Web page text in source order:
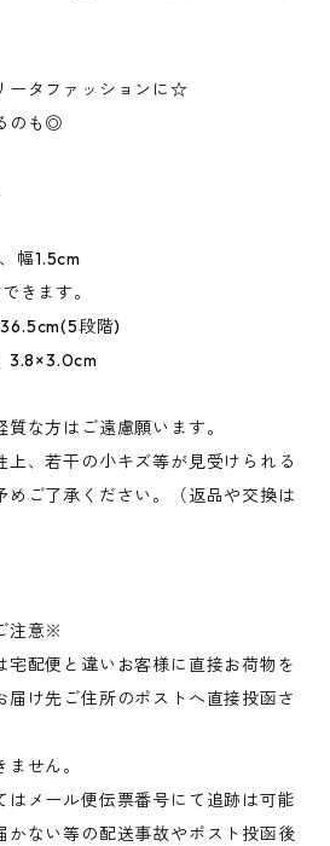
ータファッションに☆
のも◎
幅1.5cm
きます。
段階)
3.8×3.0cm
な方はご遠慮願います。
、若干の小キズ等が見受けられる
めご了承ください。（返品や交換は
注意※
宅配便と違いお客様に直接お荷物を
届け先ご住所のポストへ直接投函さ
せん。
はメール便伝票番号にて追跡は可能
かない等の配送事故やポスト投函後